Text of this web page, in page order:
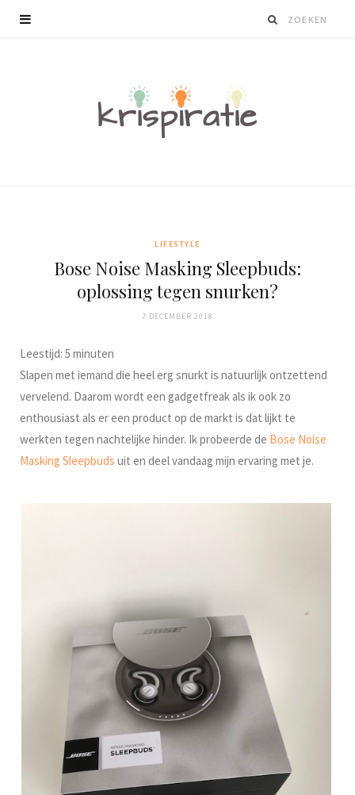
LIFESTYLE
Bose Noise Masking Sleepbuds:
oplossing tegen snurken?
7 DECEMBER 2018
Leestijd: 5 minuten
Slapen met iemand die heel erg snurkt is natuurlijk ontzettend
vervelend. Daarom wordt een gadgetfreak als ik ook zo
enthousiast als er een product op de markt is dat lijkt te
werkten tegen nachtelijke hinder. Ik probeerde de Bose Noise
Masking Sleepbuds uit en deel vandaag mijn ervaring met je.